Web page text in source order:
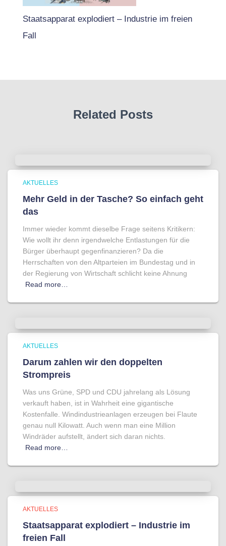
Staatsapparat explodiert – Industrie im freien
Fall
Related Posts
AKTUELLES
Mehr Geld in der Tasche? So einfach geht
das
Immer wieder kommt dieselbe Frage seitens Kritikern:
Wie wollt ihr denn irgendwelche Entlastungen für die
Bürger überhaupt gegenfinanzieren? Da die
Herrschaften von den Altparteien im Bundestag und in
der Regierung von Wirtschaft schlicht keine Ahnung
Read more…
AKTUELLES
Darum zahlen wir den doppelten
Strompreis
Was uns Grüne, SPD und CDU jahrelang als Lösung
verkauft haben, ist in Wahrheit eine gigantische
Kostenfalle. Windindustrieanlagen erzeugen bei Flaute
genau null Kilowatt. Auch wenn man eine Million
Windräder aufstellt, ändert sich daran nichts.
Read more…
AKTUELLES
Staatsapparat explodiert – Industrie im
freien Fall